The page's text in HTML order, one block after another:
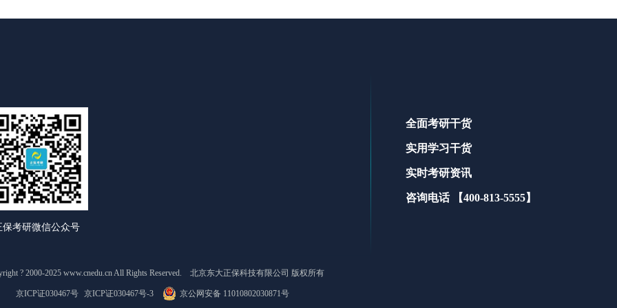
保考研微信公众号
全面考研干货
实用学习干货
实时考研资讯
咨询电话 【400-813-5555】
? 2000-2025 www.cnedu.cn All Rights Reserved. 北京东大正保科技有限公司 版权所有
京ICP证030467号 京ICP证030467号-3 京公网安备 11010802030871号